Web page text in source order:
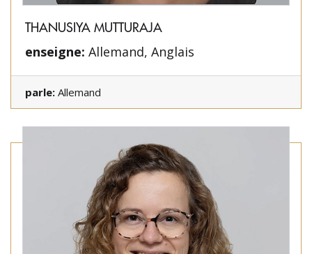
THANUSIYA MUTTURAJA
enseigne: Allemand, Anglais
parle: Allemand